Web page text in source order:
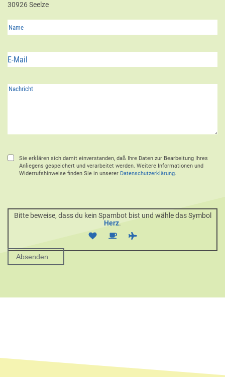
30926 Seelze
Sie erklären sich damit einverstanden, daß Ihre Daten zur Bearbeitung Ihres
Anliegens gespeichert und verarbeitet werden. Weitere Informationen und
Widerrufshinweise finden Sie in unserer Datenschutzerklärung.
Bitte beweise, dass du kein Spambot bist und wähle das Symbol
Herz.